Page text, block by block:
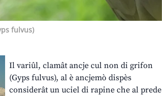
fulvus)
Il variûl, clamât ancje cul non di grifon
(Gyps fulvus), al è ancjemò dispès
considerât un uciel di rapine che al prede